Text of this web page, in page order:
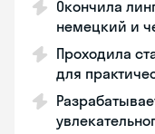
Окончила
немецкий и
Проходила
для